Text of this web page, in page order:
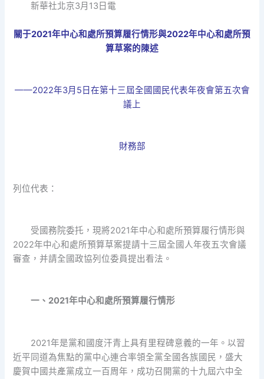
新華社北京3月13日電
關于2021年中心和處所預算履行情形與2022年中心和處所預
算草案的陳述
——2022年3月5日在第十三屆全國國民代表年夜會第五次會
議上
財務部
列位代表：
受國務院委托，現將2021年中心和處所預算履行情形與
2022年中心和處所預算草案提請十三屆全國人年夜五次會議
審查，并請全國政協列位委員提出看法。
一、2021年中心和處所預算履行情形
2021年是黨和國度汗青上具有里程碑意義的一年。以習
近平同道為焦點的黨中心連合率領全黨全國各族國民，盛大
慶賀中國共產黨成立一百周年，成功召開黨的十九屆六中全